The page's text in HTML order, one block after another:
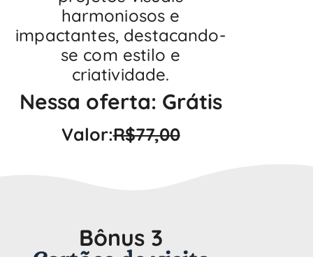
harmoniosos e
impactantes, destacando-
se com estilo e
criatividade.
Nessa oferta: Grátis
Valor:R$77,00
Bônus 3